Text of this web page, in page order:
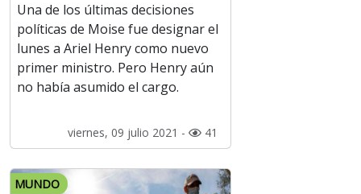
Una de los últimas decisiones
políticas de Moise fue designar el
lunes a Ariel Henry como nuevo
primer ministro. Pero Henry aún
no había asumido el cargo.
viernes, 09 julio 2021 - 41
MUNDO